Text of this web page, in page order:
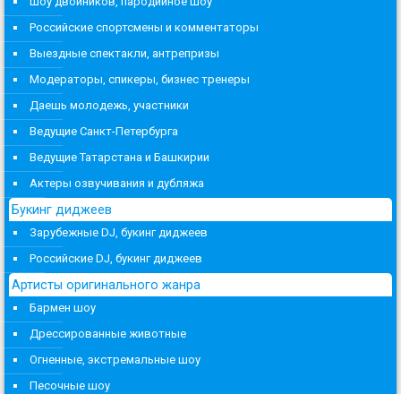
Российские спортсмены и комментаторы
Выездные спектакли, антрепризы
Модераторы, спикеры, бизнес тренеры
Даешь молодежь, участники
Ведущие Санкт-Петербурга
Ведущие Татарстана и Башкирии
Актеры озвучивания и дубляжа
Букинг диджеев
Зарубежные DJ, букинг диджеев
Российские DJ, букинг диджеев
Артисты оригинального жанра
Бармен шоу
Дрессированные животные
Огненные, экстремальные шоу
Песочные шоу